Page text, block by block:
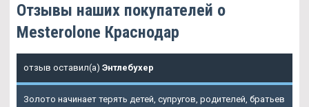
Отзывы наших покупателей о
Mesterolone Краснодар
отзыв оставил(а) Энтлебухер
Золото начинает терять детей, супругов, родителей, братьев